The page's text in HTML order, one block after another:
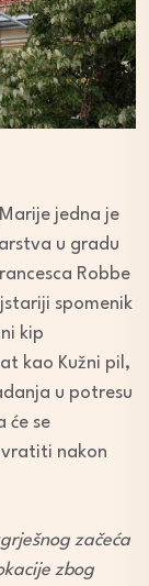
jedna je
u gradu
Robbe
spomenik
kip
kao Kužni pil,
u potresu
će se
vratiti nakon
začeća
zbog